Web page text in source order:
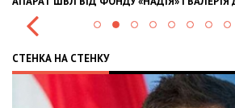
СТЕНКА НА СТЕНКУ